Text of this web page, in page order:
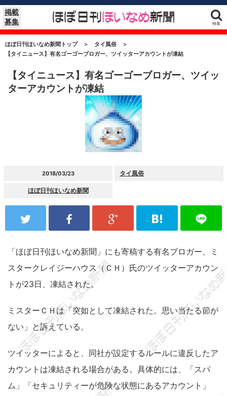
掲載
募集
検索
ほぼ日刊ほいなめ新聞トップ ＞ タイ風俗
＞
【タイニュース】有名ゴーゴーブロガー、ツイッターアカウントが凍結
【タイニュース】有名ゴーゴーブロガー、ツイッ
ターアカウントが凍結
2018/03/23 タイ風俗
ほぼ日刊ほいなめ新聞
「ほぼ日刊ほいなめ新聞」にも寄稿する有名ブロガー、ミ
スタークレイジーハウス（ＣＨ）氏のツイッターアカウン
トが23日、凍結された。
ミスターＣＨは「突如として凍結された。思い当たる節が
ない」と訴えている。
ツイッターによると、同社が設定するルールに違反したア
カウントは凍結される場合がある。具体的には、「スパ
ム」「セキュリティーが危険な状態にあるアカウント」